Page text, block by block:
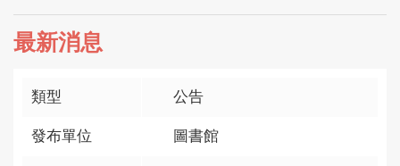
最新消息
類型 公告
發布單位 圖書館